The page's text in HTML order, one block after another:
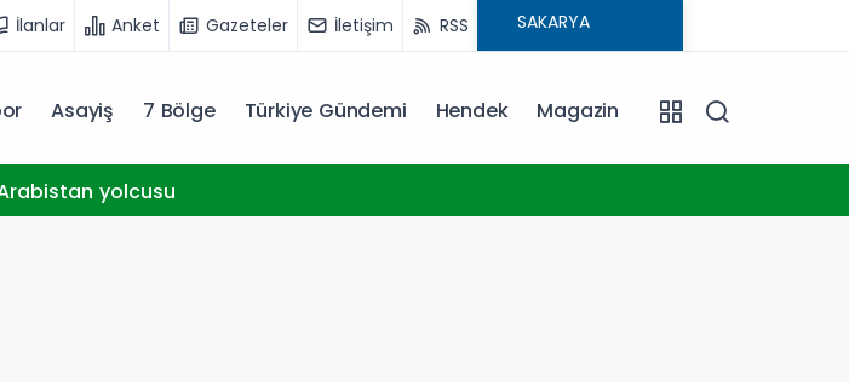
İlanlar Anket Gazeteler İletişim RSS
Asayiş 7 Bölge Türkiye Gündemi Hendek Magazin
yolcusu